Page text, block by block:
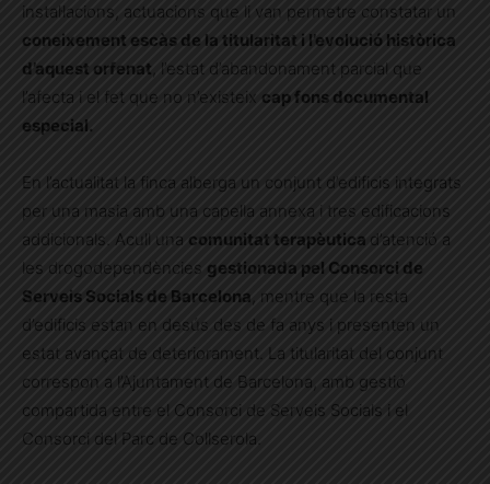
instal·lacions, actuacions que li van permetre constatar un
coneixement escàs de la titularitat i l’evolució històrica
d’aquest orfenat, l’estat d’abandonament parcial que
l’afecta i el fet que no n’existeix cap fons documental
especial.
En l’actualitat la finca alberga un conjunt d’edificis integrats
per una masia amb una capella annexa i tres edificacions
addicionals. Acull una comunitat terapèutica d’atenció a
les drogodependències gestionada pel Consorci de
Serveis Socials de Barcelona, mentre que la resta
d’edificis estan en desús des de fa anys i presenten un
estat avançat de deteriorament. La titularitat del conjunt
correspon a l’Ajuntament de Barcelona, amb gestió
compartida entre el Consorci de Serveis Socials i el
Consorci del Parc de Collserola.